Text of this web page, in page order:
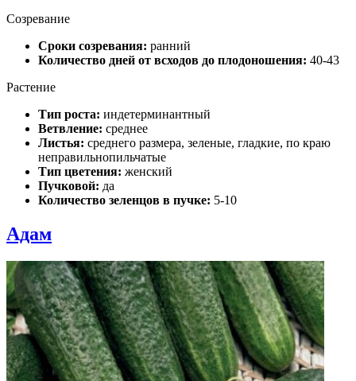
Созревание
Сроки созревания: ранний
Количество дней от всходов до плодоношения: 40-43
Растение
Тип роста: индетерминантный
Ветвление: среднее
Листья: среднего размера, зеленые, гладкие, по краю
неправильнопильчатые
Тип цветения: женский
Пучковой: да
Количество зеленцов в пучке: 5-10
Адам